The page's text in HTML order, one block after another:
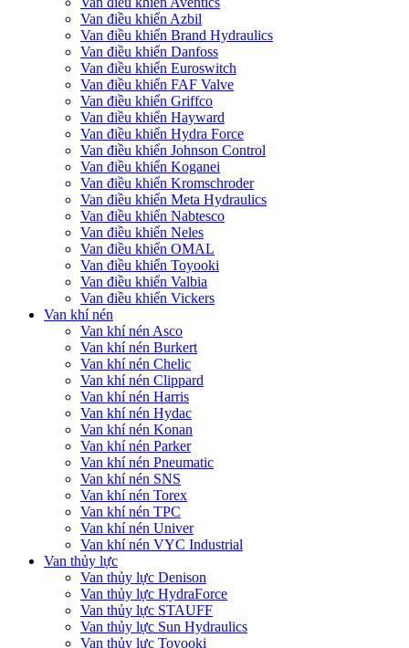
Van điều khiển Azbil
Van điều khiển Brand Hydraulics
Van điều khiển Danfoss
Van điều khiển Euroswitch
Van điều khiển FAF Valve
Van điều khiển Griffco
Van điều khiển Hayward
Van điều khiển Hydra Force
Van điều khiển Johnson Control
Van điều khiển Koganei
Van điều khiển Kromschroder
Van điều khiển Meta Hydraulics
Van điều khiển Nabtesco
Van điều khiển Neles
Van điều khiển OMAL
Van điều khiển Toyooki
Van điều khiển Valbia
Van điều khiển Vickers
Van khí nén
Van khí nén Asco
Van khí nén Burkert
Van khí nén Chelic
Van khí nén Clippard
Van khí nén Harris
Van khí nén Hydac
Van khí nén Konan
Van khí nén Parker
Van khí nén Pneumatic
Van khí nén SNS
Van khí nén Torex
Van khí nén TPC
Van khí nén Univer
Van khí nén VYC Industrial
Van thủy lực
Van thủy lực Denison
Van thủy lực HydraForce
Van thủy lực STAUFF
Van thủy lực Sun Hydraulics
Van thủy lực Toyooki